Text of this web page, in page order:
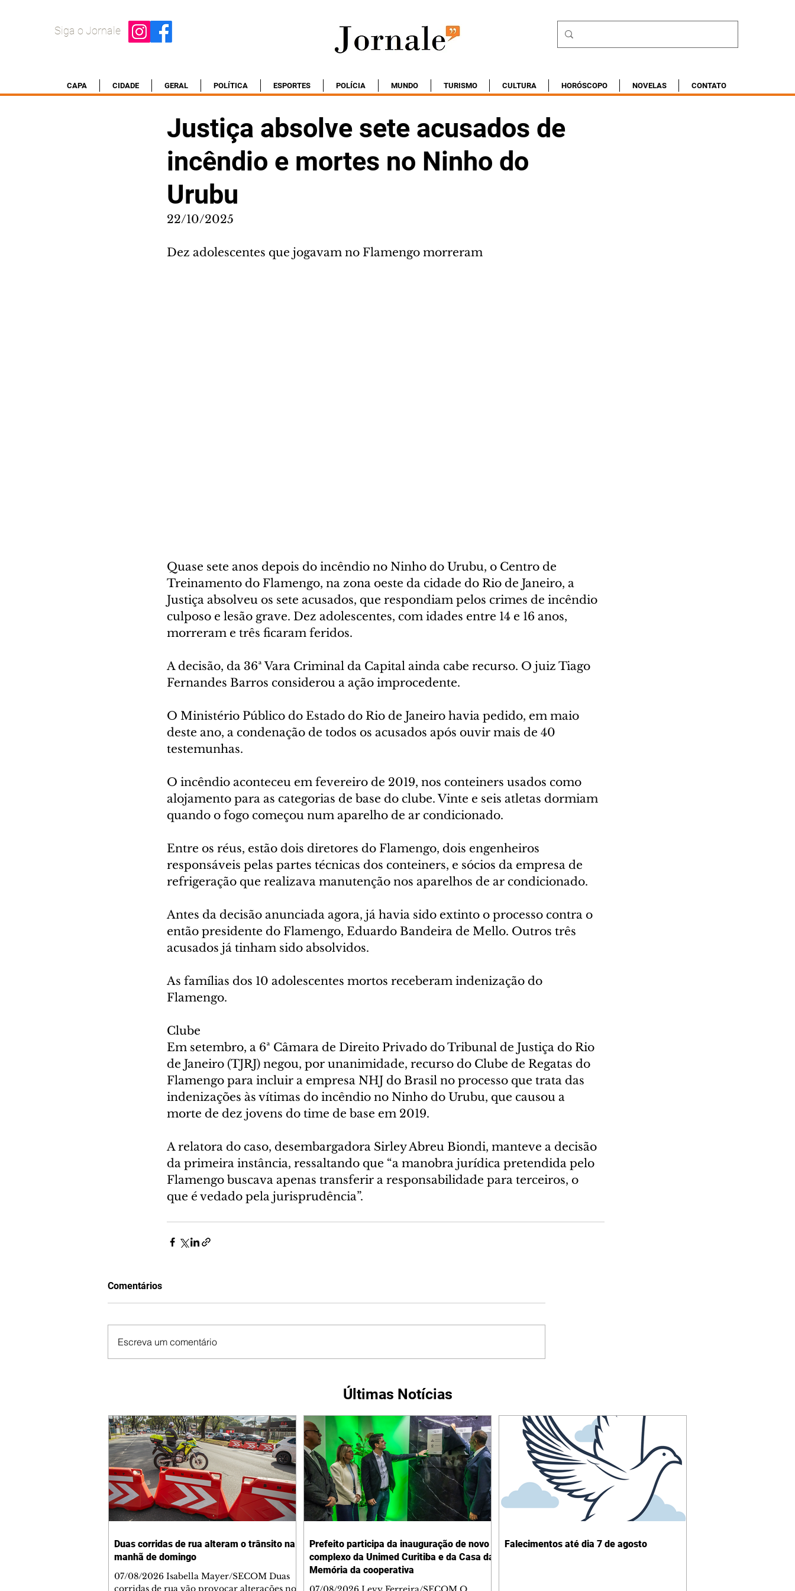
Siga o Jornale
CAPA CIDADE GERAL POLÍTICA ESPORTES POLÍCIA MUNDO TURISMO CULTURA HORÓSCOPO NOVELAS CONTATO
Justiça absolve sete acusados de
incêndio e mortes no Ninho do
Urubu
22/10/2025
Dez adolescentes que jogavam no Flamengo morreram
Quase sete anos depois do incêndio no Ninho do Urubu, o Centro de
Treinamento do Flamengo, na zona oeste da cidade do Rio de Janeiro, a
Justiça absolveu os sete acusados, que respondiam pelos crimes de incêndio
culposo e lesão grave. Dez adolescentes, com idades entre 14 e 16 anos,
morreram e três ficaram feridos.
A decisão, da 36ª Vara Criminal da Capital ainda cabe recurso. O juiz Tiago
Fernandes Barros considerou a ação improcedente.
O Ministério Público do Estado do Rio de Janeiro havia pedido, em maio
deste ano, a condenação de todos os acusados após ouvir mais de 40
testemunhas.
O incêndio aconteceu em fevereiro de 2019, nos conteiners usados como
alojamento para as categorias de base do clube. Vinte e seis atletas dormiam
quando o fogo começou num aparelho de ar condicionado.
Entre os réus, estão dois diretores do Flamengo, dois engenheiros
responsáveis pelas partes técnicas dos conteiners, e sócios da empresa de
refrigeração que realizava manutenção nos aparelhos de ar condicionado.
Antes da decisão anunciada agora, já havia sido extinto o processo contra o
então presidente do Flamengo, Eduardo Bandeira de Mello. Outros três
acusados já tinham sido absolvidos.
As famílias dos 10 adolescentes mortos receberam indenização do
Flamengo.
Clube
Em setembro, a 6ª Câmara de Direito Privado do Tribunal de Justiça do Rio
de Janeiro (TJRJ) negou, por unanimidade, recurso do Clube de Regatas do
Flamengo para incluir a empresa NHJ do Brasil no processo que trata das
indenizações às vítimas do incêndio no Ninho do Urubu, que causou a
morte de dez jovens do time de base em 2019.
A relatora do caso, desembargadora Sirley Abreu Biondi, manteve a decisão
da primeira instância, ressaltando que “a manobra jurídica pretendida pelo
Flamengo buscava apenas transferir a responsabilidade para terceiros, o
que é vedado pela jurisprudência”.
Comentários
Escreva um comentário
Últimas Notícias
Duas corridas de rua alteram o trânsito na
manhã de domingo
07/08/2026 Isabella Mayer/SECOM Duas
corridas de rua vão provocar alterações no
Prefeito participa da inauguração de novo
complexo da Unimed Curitiba e da Casa da
Memória da cooperativa
Falecimentos até dia 7 de agosto